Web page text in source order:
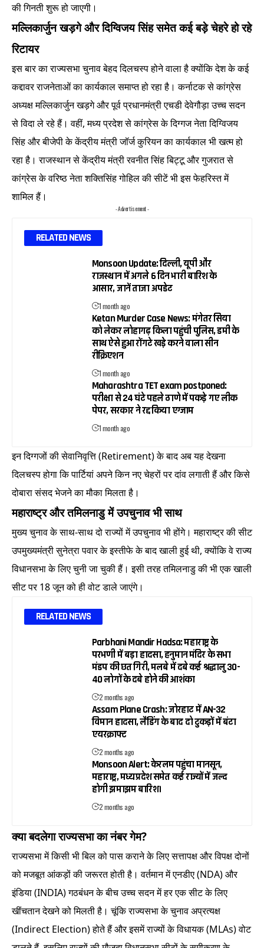
की गिनती शुरू हो जाएगी।
मल्लिकार्जुन खड़गे और दिग्विजय सिंह समेत कई बड़े चेहरे हो रहे
रिटायर
इस बार का राज्यसभा चुनाव बेहद दिलचस्प होने वाला है क्योंकि देश के कई
कद्दावर राजनेताओं का कार्यकाल समाप्त हो रहा है। कर्नाटक से कांग्रेस
अध्यक्ष मल्लिकार्जुन खड़गे और पूर्व प्रधानमंत्री एचडी देवेगौड़ा उच्च सदन
से विदा ले रहे हैं। वहीं, मध्य प्रदेश से कांग्रेस के दिग्गज नेता दिग्विजय
सिंह और बीजेपी के केंद्रीय मंत्री जॉर्ज कुरियन का कार्यकाल भी खत्म हो
रहा है। राजस्थान से केंद्रीय मंत्री रवनीत सिंह बिट्टू और गुजरात से
कांग्रेस के वरिष्ठ नेता शक्तिसिंह गोहिल की सीटें भी इस फेहरिस्त में
शामिल हैं।
- Advertisement -
RELATED NEWS
Monsoon Update: दिल्ली, यूपी और
राजस्थान में अगले 6 दिन भारी बारिश के
आसार, जानें ताजा अपडेट
1 month ago
Ketan Murder Case News: मंगेतर सिया
को लेकर लोहागढ़ किला पहुंची पुलिस, डमी के
साथ ऐसे हुआ रोंगटे खड़े करने वाला सीन
रीक्रिएशन
1 month ago
Maharashtra TET exam postponed:
परीक्षा से 24 घंटे पहले ठाणे में पकड़े गए लीक
पेपर, सरकार ने रद्द किया एग्जाम
1 month ago
इन दिग्गजों की सेवानिवृत्ति (Retirement) के बाद अब यह देखना
दिलचस्प होगा कि पार्टियां अपने किन नए चेहरों पर दांव लगाती हैं और किसे
दोबारा संसद भेजने का मौका मिलता है।
महाराष्ट्र और तमिलनाडु में उपचुनाव भी साथ
मुख्य चुनाव के साथ-साथ दो राज्यों में उपचुनाव भी होंगे। महाराष्ट्र की सीट
उपमुख्यमंत्री सुनेत्रा पवार के इस्तीफे के बाद खाली हुई थी, क्योंकि वे राज्य
विधानसभा के लिए चुनी जा चुकी हैं। इसी तरह तमिलनाडु की भी एक खाली
सीट पर 18 जून को ही वोट डाले जाएंगे।
RELATED NEWS
Parbhani Mandir Hadsa: महाराष्ट्र के
परभणी में बड़ा हादसा, हनुमान मंदिर के सभा
मंडप की छत गिरी, मलबे में दबे कई श्रद्धालु 30-
40 लोगों के दबे होने की आशंका
2 months ago
Assam Plane Crash: जोरहाट में AN-32
विमान हादसा, लैंडिंग के बाद दो टुकड़ों में बंटा
एयरक्राफ्ट
2 months ago
Monsoon Alert: केरलम पहुंचा मानसून,
महाराष्ट्र, मध्य प्रदेश समेत कई राज्यों में जल्द
होगी झमाझम बारिश।
2 months ago
क्या बदलेगा राज्यसभा का नंबर गेम?
राज्यसभा में किसी भी बिल को पास कराने के लिए सत्तापक्ष और विपक्ष दोनों
को मजबूत आंकड़ों की जरूरत होती है। वर्तमान में एनडीए (NDA) और
इंडिया (INDIA) गठबंधन के बीच उच्च सदन में हर एक सीट के लिए
खींचतान देखने को मिलती है। चूंकि राज्यसभा के चुनाव अप्रत्यक्ष
(Indirect Election) होते हैं और इसमें राज्यों के विधायक (MLAs) वोट